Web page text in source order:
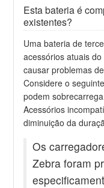
Esta bateria é
existentes?
Uma bateria de
acessórios atuais
causar problemas
Considere o
podem
Acessórios
diminuição da
Os
Zebra foram